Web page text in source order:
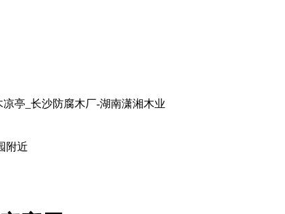
亭_长沙防腐木厂-湖南潇湘木业
附近